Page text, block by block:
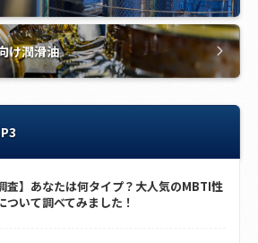
け潤滑油
査】あなたは何タイプ？大人気のMBTI性
ついて調べてみました！